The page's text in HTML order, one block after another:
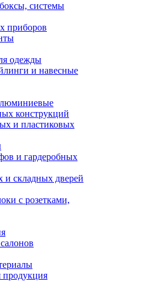
системы
приборов
одежды
и навесные
конструкций
и пластиковых
и гардеробных
складных дверей
с розетками,
продукция